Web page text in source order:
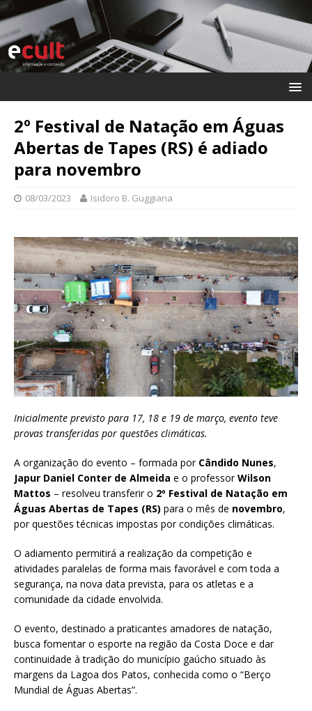
2º Festival de Natação em Águas
Abertas de Tapes (RS) é adiado
para novembro
08/03/2023 Isidoro B. Guggiana
Inicialmente previsto para 17, 18 e 19 de março, evento teve
provas transferidas por questões climáticas.
A organização do evento – formada por Cândido Nunes,
Japur Daniel Conter de Almeida e o professorWilson
Mattos – resolveu transferir o 2º Festival de Natação em
Águas Abertas de Tapes (RS) para o mês de novembro,
por questões técnicas impostas por condições climáticas.
O adiamento permitirá a realização da competição e
atividades paralelas de forma mais favorável e com toda a
segurança, na nova data prevista, para os atletas e a
comunidade da cidade envolvida.
O evento, destinado a praticantes amadores de natação,
busca fomentar o esporte na região da Costa Doce e dar
continuidade à tradição do município gaúcho situado às
margens da Lagoa dos Patos, conhecida como o “Berço
Mundial de Águas Abertas”.